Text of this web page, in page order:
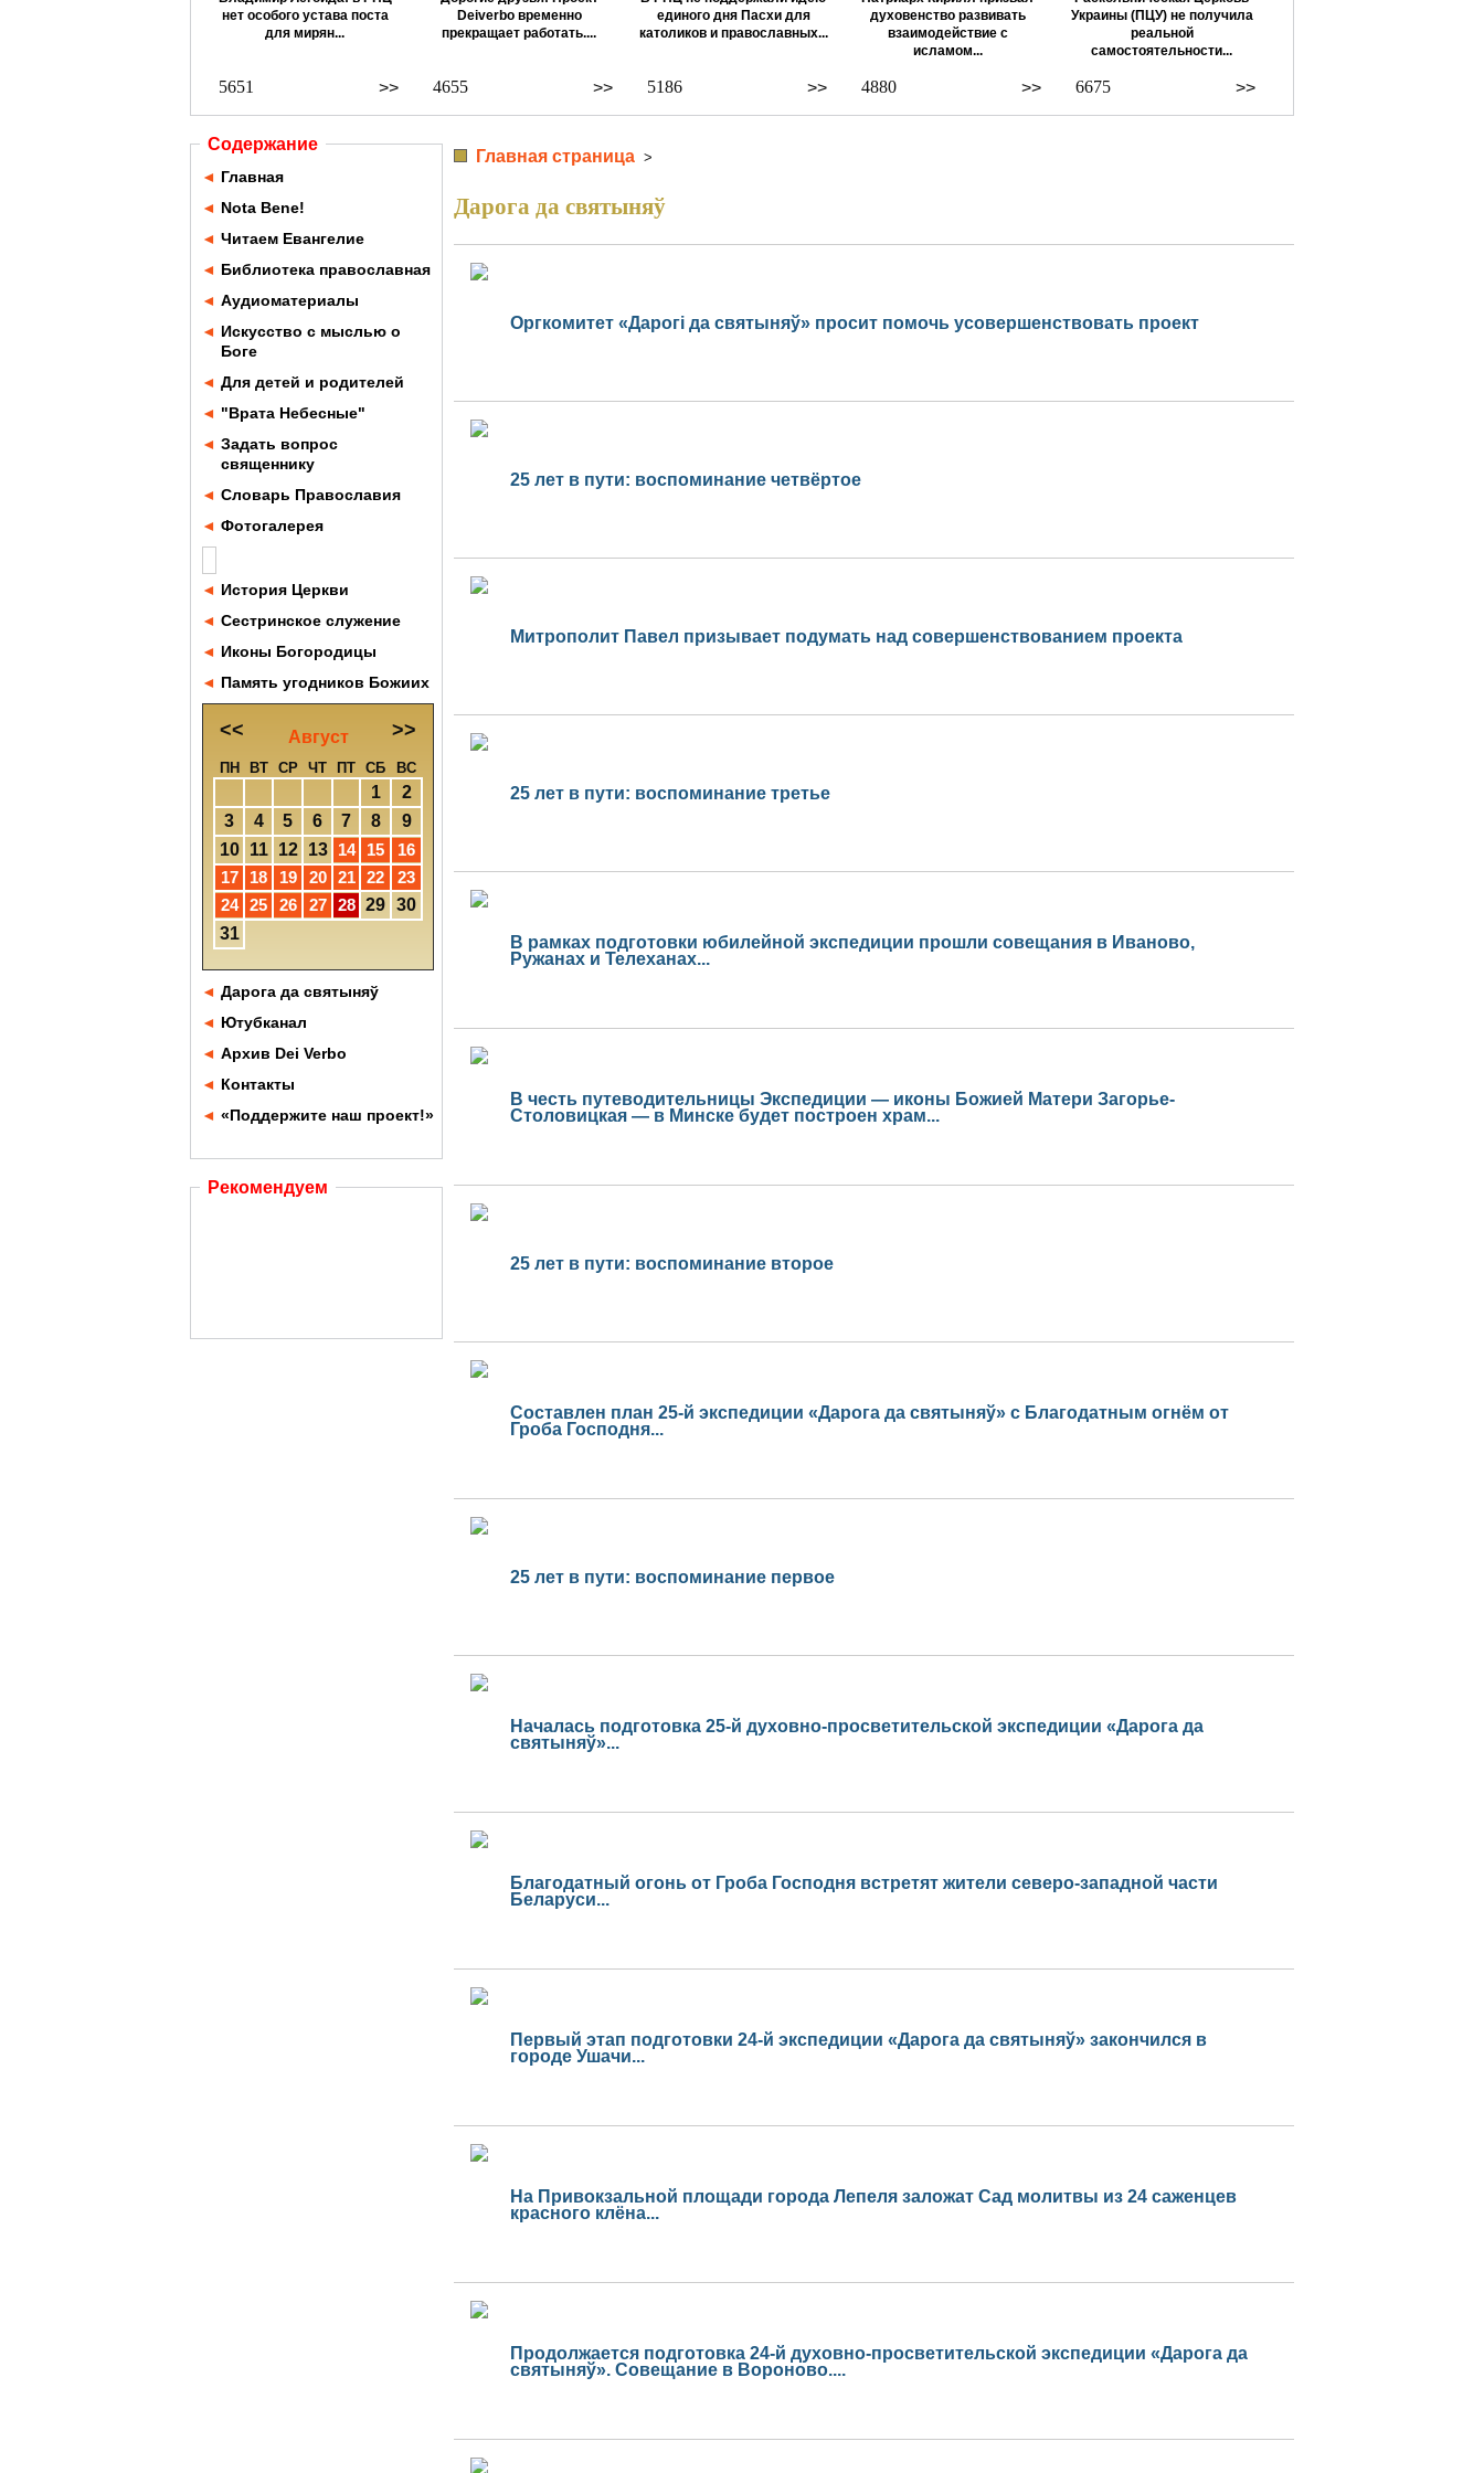
нет особого устава поста
для мирян...
>>
5651
Deiverbo временно
прекращает работать....
>>
4655
единого дня Пасхи для
католиков и православных...
>>
5186
духовенство развивать
взаимодействие с
исламом...
>>
4880
Украины (ПЦУ) не получила
реальной
самостоятельности...
>>
6675
Содержание
◄ Главная
◄ Nota Bene!
◄ Читаем Евангелие
◄ Библиотека православная
◄ Аудиоматериалы
◄ Искусство с мыслью о
Боге
◄ Для детей и родителей
◄ "Врата Небесные"
◄ Задать вопрос
священнику
◄ Словарь Православия
◄ Фотогалерея
◄ История Церкви
◄ Сестринское служение
◄ Иконы Богородицы
◄ Память угодников Божиих
<< >>
Август
ПН ВТ СР ЧТ ПТ СБ ВС
1
2
3
4 5 6 7 8
9
10
11 12 13 14 15
16
17
18 19 20 21 22
23
24
25 26 27 28 29 30
31
◄ Дарога да святыняў
◄ Ютубканал
◄ Архив Dei Verbo
◄ Контакты
◄ «Поддержите наш проект!»
Рекомендуем
Главная страница >
Дарога да святыняў
Оргкомитет «Дарогі да святыняў» просит помочь усовершенствовать проект
25 лет в пути: воспоминание четвёртое
Митрополит Павел призывает подумать над совершенствованием проекта
25 лет в пути: воспоминание третье
В рамках подготовки юбилейной экспедиции прошли совещания в Иваново,
Ружанах и Телеханах...
В честь путеводительницы Экспедиции — иконы Божией Матери Загорье-
Столовицкая — в Минске будет построен храм...
25 лет в пути: воспоминание второе
Составлен план 25-й экспедиции «Дарога да святыняў» с Благодатным огнём от
Гроба Господня...
25 лет в пути: воспоминание первое
Началась подготовка 25-й духовно-просветительской экспедиции «Дарога да
святыняў»...
Благодатный огонь от Гроба Господня встретят жители северо-западной части
Беларуси...
Первый этап подготовки 24-й экспедиции «Дарога да святыняў» закончился в
городе Ушачи...
На Привокзальной площади города Лепеля заложат Сад молитвы из 24 саженцев
красного клёна...
Продолжается подготовка 24-й духовно-просветительской экспедиции «Дарога да
святыняў». Совещание в Вороново....